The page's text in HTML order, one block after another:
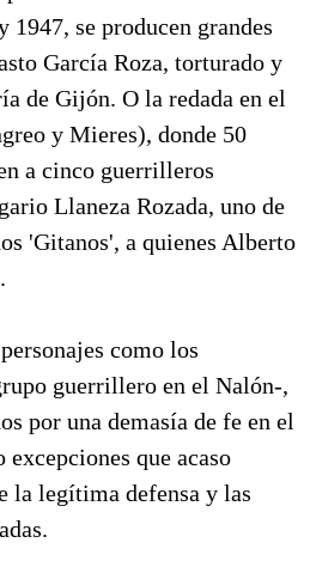
1947, se producen grandes
García Roza, torturado y
de Gijón. O la redada en el
y Mieres), donde 50
a cinco guerrilleros
Llaneza Rozada, uno de
'Gitanos', a quienes Alberto
como los
guerrillero en el Nalón-,
por una demasía de fe en el
excepciones que acaso
la legítima defensa y las